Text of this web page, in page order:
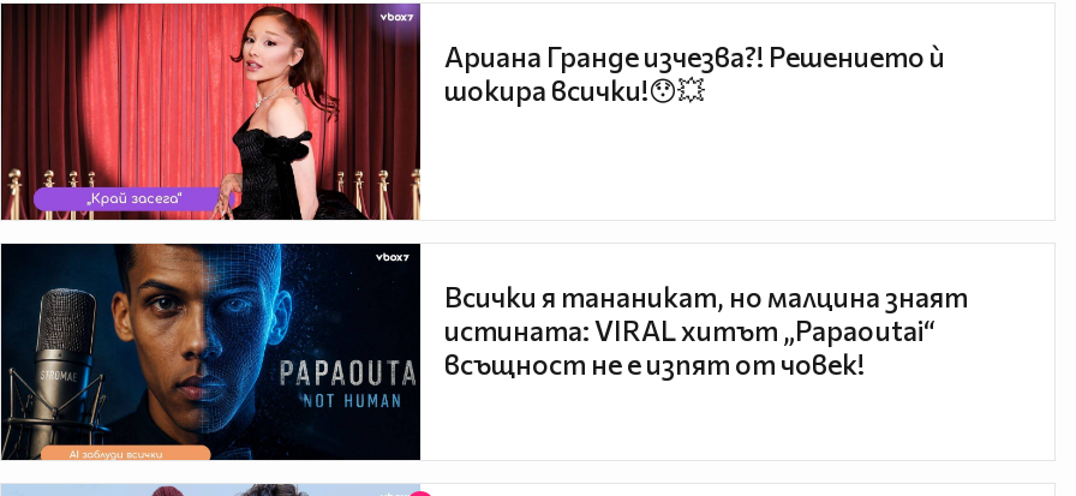
Ариана Гранде изчезва?! Решението ѝ
шокира всички!😯💥
Всички я тананикат, но малцина знаят
истината: VIRAL хитът „Papaoutai“
всъщност не е изпят от човек!